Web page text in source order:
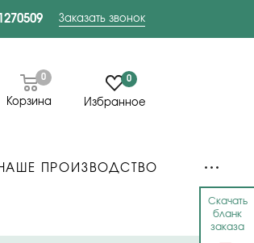
Скачать
бланк
заказа
Заказать звонок
Корзина
0 0
Избранное
ПРОИЗВОДСТВО